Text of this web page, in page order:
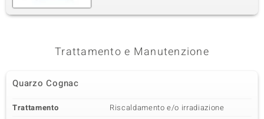
Trattamento e Manutenzione
Quarzo Cognac
Trattamento Riscaldamento e/o irradiazione